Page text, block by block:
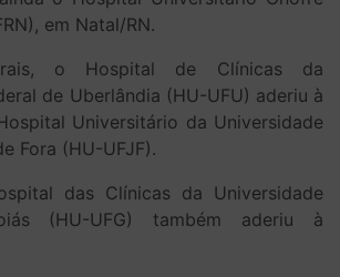
em Natal/RN.
o Hospital de Clínicas da
de Uberlândia (HU-UFU) aderiu à
Universitário da Universidade
Fora (HU-UFJF).
das Clínicas da Universidade
(HU-UFG) também aderiu à